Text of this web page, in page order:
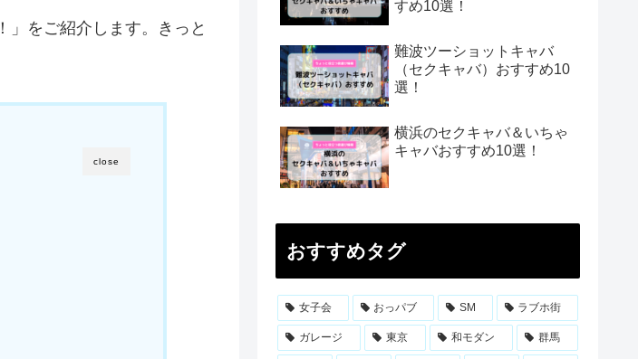
！」をご紹介します。きっと
close
すめ10選！
難波ツーショットキャバ
（セクキャバ）おすすめ10
選！
横浜のセクキャバ＆いちゃ
キャバおすすめ10選！
おすすめタグ
女子会 おっパブ SM ラブホ街
ガレージ 東京 和モダン 群馬